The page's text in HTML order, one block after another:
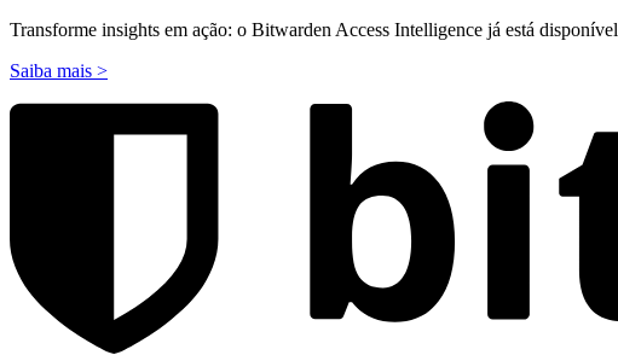
Transforme insights em ação: o Bitwarden Access Intelligence já está disponível
Saiba mais >